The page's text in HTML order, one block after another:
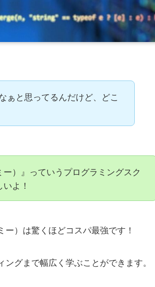
ぁと思ってるんだけど、どこ
ー）』っていうプログラミングスク
よ！
）は驚くほどコスパ最強です！
グまで幅広く学ぶことができます。